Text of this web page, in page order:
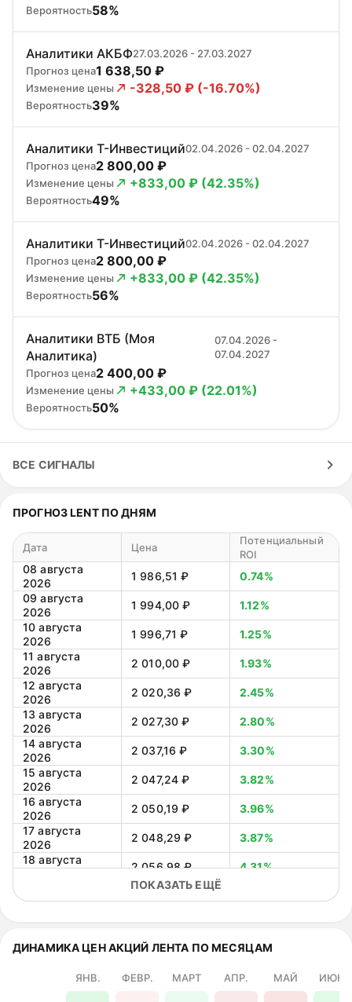
Вероятность58%
Аналитики АКБФ27.03.2026 - 27.03.2027
Прогноз цена1 638,50 ₽
Изменение цены -328,50 ₽ (-16.70%)
Вероятность39%
Аналитики Т-Инвестиций02.04.2026 - 02.04.2027
Прогноз цена2 800,00 ₽
Изменение цены +833,00 ₽ (42.35%)
Вероятность49%
Аналитики Т-Инвестиций02.04.2026 - 02.04.2027
Прогноз цена2 800,00 ₽
Изменение цены +833,00 ₽ (42.35%)
Вероятность56%
Аналитики ВТБ (Моя
Аналитика)
07.04.2026 -
07.04.2027
Прогноз цена2 400,00 ₽
Изменение цены +433,00 ₽ (22.01%)
Вероятность50%
ВСЕ СИГНАЛЫ
ПРОГНОЗ LENT ПО ДНЯМ
Дата Цена
Потенциальный
ROI
08 августа
2026
1 986,51 ₽
0.74%
09 августа
2026
1 994,00 ₽
1.12%
10 августа
2026
1 996,71 ₽
1.25%
11 августа
2026
2 010,00 ₽
1.93%
12 августа
2026
2 020,36 ₽
2.45%
13 августа
2026
2 027,30 ₽
2.80%
14 августа
2026
2 037,16 ₽
3.30%
15 августа
2026
2 047,24 ₽
3.82%
16 августа
2026
2 050,19 ₽
3.96%
17 августа
2026
2 048,29 ₽
3.87%
18 августа
2 056,98 ₽
4.31%
2026
21 августа
2 070,89 ₽
5.01%
22 августа
2 076,91 ₽
5.32%
ПОКАЗАТЬ ЕЩЁ
ДИНАМИКА ЦЕН АКЦИЙ ЛЕНТА ПО МЕСЯЦАМ
ЯНВ. ФЕВР. МАРТ АПР. МАЙ ИЮНЬ